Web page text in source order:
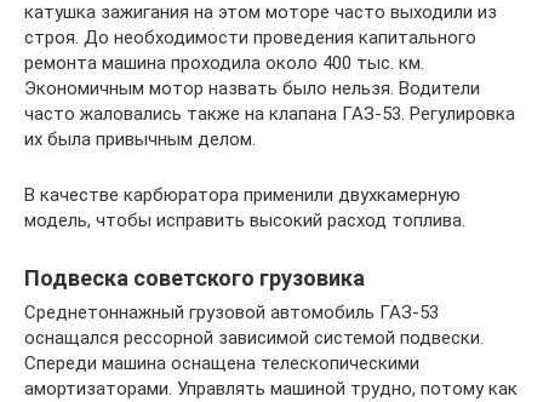
катушка зажигания на этом моторе часто выходили из
строя. До необходимости проведения капитального
ремонта машина проходила около 400 тыс. км.
Экономичным мотор назвать было нельзя. Водители
часто жаловались также на клапана ГАЗ-53. Регулировка
их была привычным делом.
В качестве карбюратора применили двухкамерную
модель, чтобы исправить высокий расход топлива.
Подвеска советского грузовика
Среднетоннажный грузовой автомобиль ГАЗ-53
оснащался рессорной зависимой системой подвески.
Спереди машина оснащена телескопическими
амортизаторами. Управлять машиной трудно, потому как